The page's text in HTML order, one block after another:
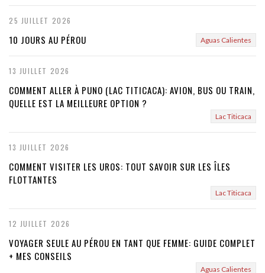
25 JUILLET 2026
10 JOURS AU PÉROU Aguas Calientes
13 JUILLET 2026
COMMENT ALLER À PUNO (LAC TITICACA): AVION, BUS OU TRAIN,
QUELLE EST LA MEILLEURE OPTION ?
Lac Titicaca
13 JUILLET 2026
COMMENT VISITER LES UROS: TOUT SAVOIR SUR LES ÎLES
FLOTTANTES
Lac Titicaca
12 JUILLET 2026
VOYAGER SEULE AU PÉROU EN TANT QUE FEMME: GUIDE COMPLET
+ MES CONSEILS
Aguas Calientes